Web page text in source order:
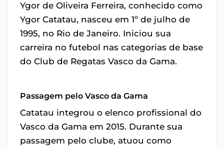
Ygor de Oliveira Ferreira, conhecido como
Ygor Catatau, nasceu em 1º de julho de
1995, no Rio de Janeiro. Iniciou sua
carreira no futebol nas categorias de base
do Club de Regatas Vasco da Gama.
Passagem pelo Vasco da Gama
Catatau integrou o elenco profissional do
Vasco da Gama em 2015. Durante sua
passagem pelo clube, atuou como